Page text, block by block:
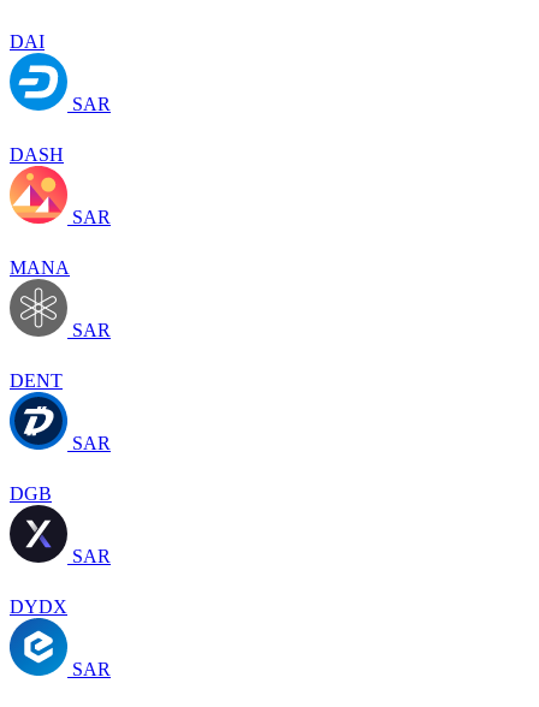
DAI
SAR
DASH
SAR
MANA
SAR
DENT
SAR
DGB
SAR
DYDX
SAR